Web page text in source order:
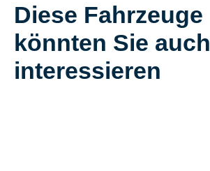
Diese Fahrzeuge
könnten Sie auch
interessieren